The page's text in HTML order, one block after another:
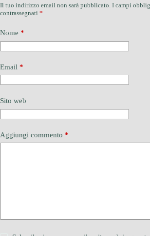
Il tuo indirizzo email non sarà pubblicato. I campi
contrassegnati *
Nome *
Email *
Sito web
Aggiungi commento *